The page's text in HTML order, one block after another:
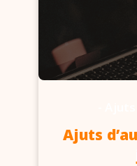
Ajuts